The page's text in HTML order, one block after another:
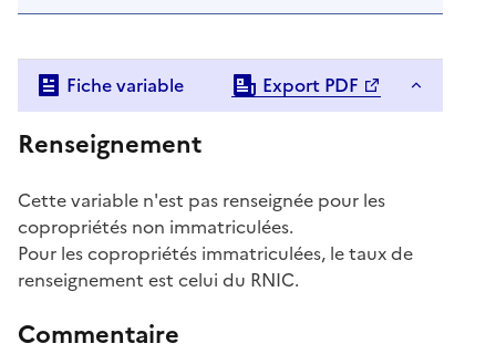
Fiche variable Export PDF
Renseignement
Cette variable n'est pas renseignée pour les
copropriétés non immatriculées.
Pour les copropriétés immatriculées, le taux de
renseignement est celui du RNIC.
Commentaire